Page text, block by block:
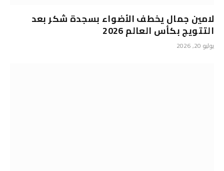
لامين جمال يخطف الأضواء بسجدة شكر بعد
التتويج بكأس العالم 2026
يوليو 20, 2026